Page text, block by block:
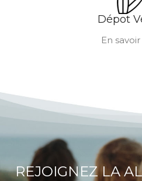
Dépot
En
REJOIGNEZ LA